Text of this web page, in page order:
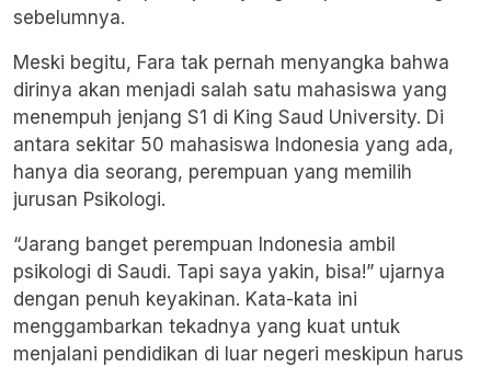
sebelumnya.
Meski begitu, Fara tak pernah menyangka bahwa
dirinya akan menjadi salah satu mahasiswa yang
menempuh jenjang S1 di King Saud University. Di
antara sekitar 50 mahasiswa Indonesia yang ada,
hanya dia seorang, perempuan yang memilih
jurusan Psikologi.
“Jarang banget perempuan Indonesia ambil
psikologi di Saudi. Tapi saya yakin, bisa!” ujarnya
dengan penuh keyakinan. Kata-kata ini
menggambarkan tekadnya yang kuat untuk
menjalani pendidikan di luar negeri meskipun harus